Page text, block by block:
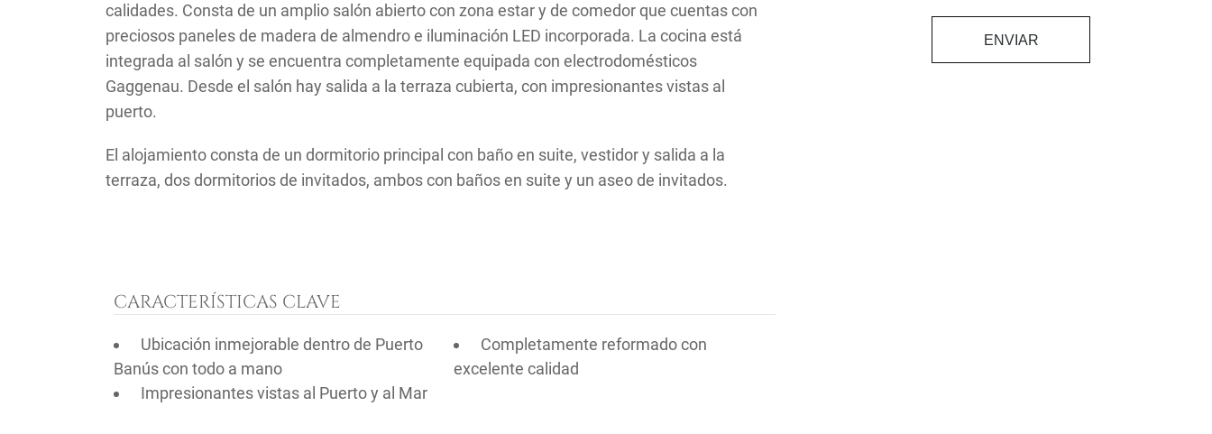
calidades. Consta de un amplio salón abierto con zona estar y de comedor que cuentas con
preciosos paneles de madera de almendro e iluminación LED incorporada. La cocina está
integrada al salón y se encuentra completamente equipada con electrodomésticos
Gaggenau. Desde el salón hay salida a la terraza cubierta, con impresionantes vistas al
puerto.
El alojamiento consta de un dormitorio principal con baño en suite, vestidor y salida a la
terraza, dos dormitorios de invitados, ambos con baños en suite y un aseo de invitados.
CARACTERÍSTICAS CLAVE
Ubicación inmejorable dentro de Puerto
Banús con todo a mano
Completamente reformado con
excelente calidad
Impresionantes vistas al Puerto y al Mar
ENVIAR